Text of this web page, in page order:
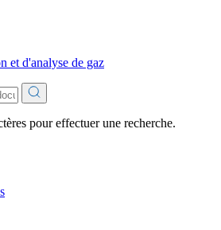
et d'analyse de gaz
pour effectuer une recherche.